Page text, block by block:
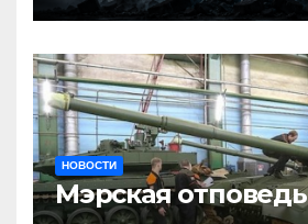
НОВОСТИ
Мэрская отповедь